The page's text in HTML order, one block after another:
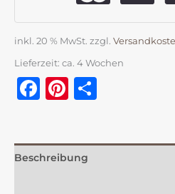
inkl. 20 % MwSt. zzgl.
Lieferzeit: ca. 4 Wochen
Facebook
Pinterest
Beschreibung